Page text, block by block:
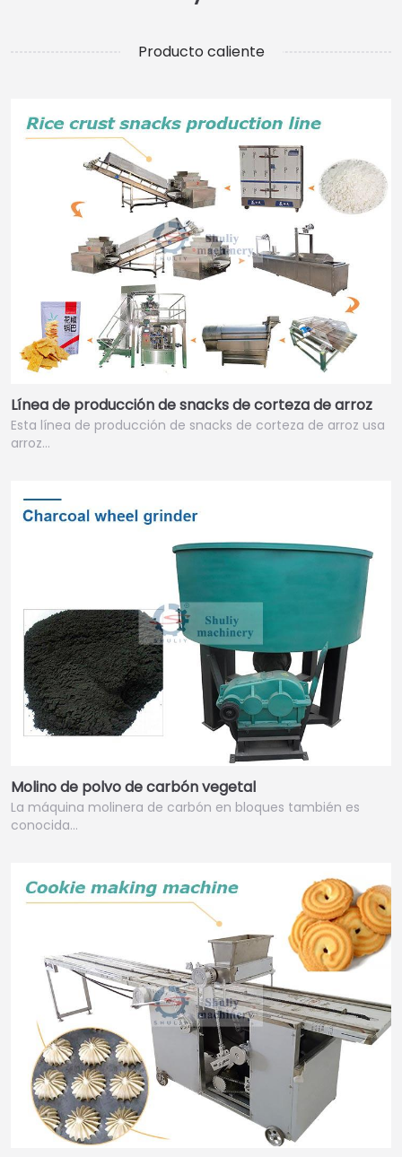
Producto caliente
Línea de producción de snacks de corteza de arroz
Esta línea de producción de snacks de corteza de arroz usa
arroz…
Molino de polvo de carbón vegetal
La máquina molinera de carbón en bloques también es
conocida…